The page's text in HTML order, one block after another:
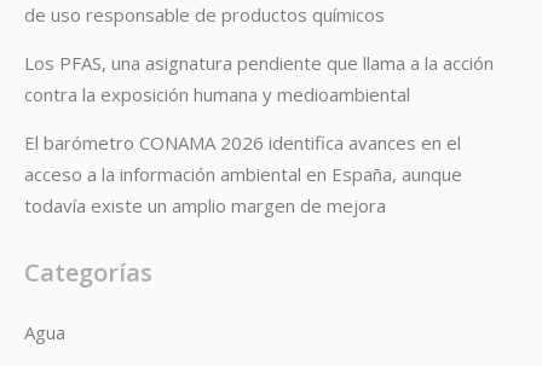
de uso responsable de productos químicos
Los PFAS, una asignatura pendiente que llama a la acción
contra la exposición humana y medioambiental
El barómetro CONAMA 2026 identifica avances en el
acceso a la información ambiental en España, aunque
todavía existe un amplio margen de mejora
Categorías
Agua